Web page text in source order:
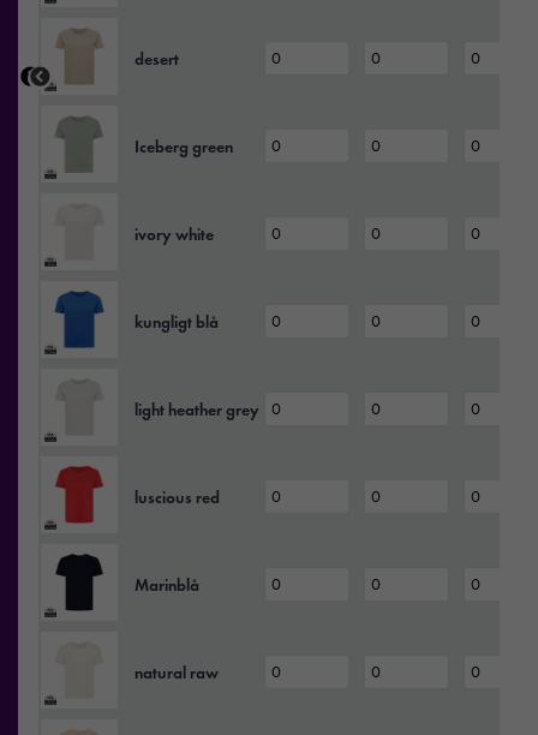
desert
Iceberg green
ivory white
kungligt blå
light heather grey
luscious red
Marinblå
natural raw